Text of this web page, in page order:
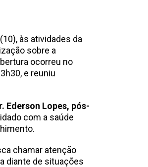
às atividades da
sobre a
ocorreu no
e reuniu
Ederson Lopes, pós-
com a saúde
chamar atenção
diante de situações